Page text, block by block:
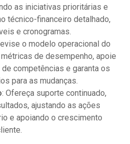
as iniciativas prioritárias e
técnico-financeiro detalhado,
e cronogramas.
o modelo operacional do
de desempenho, apoie
competências e garanta os
para as mudanças.
: Ofereça suporte continuado,
ajustando as ações
e apoiando o crescimento